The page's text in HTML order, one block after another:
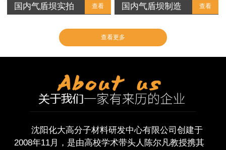
国内气盾坝实拍 查看 国内气盾坝制造 查看
查看更多
沈阳化大高分子材料研发中心有限公司创建于
2008年11月，是由高校学术带头人陈尔凡教授携其